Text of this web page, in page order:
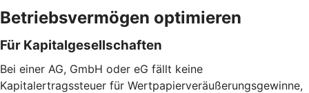
Betriebsvermögen optimieren
Für Kapitalgesellschaften
Bei einer AG, GmbH oder eG fällt keine
Kapitalertragssteuer für Wertpapierveräußerungsgewinne,